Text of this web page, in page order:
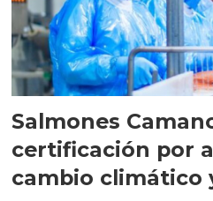
Salmones
certificación por
cambio climático